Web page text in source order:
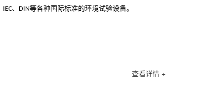
IEC、 DIN等各种国际标准的环境试验设备。
查看详情 +